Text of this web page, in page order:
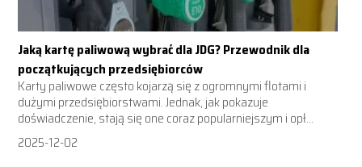
Jaką kartę paliwową wybrać dla JDG? Przewodnik dla
początkujących przedsiębiorców
Karty paliwowe często kojarzą się z ogromnymi flotami i
dużymi przedsiębiorstwami. Jednak, jak pokazuje
doświadczenie, stają się one coraz popularniejszym i opł...
2025-12-02